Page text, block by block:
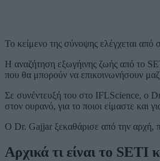
Το κείμενο της σύνοψης ελέγχεται από
Η αναζήτηση εξωγήινης ζωής από το
που θα μπορούν να επικοινωνήσουν
Σε συνέντευξή του στο IFLScience, ο
στον ουρανό, για το ποιοι είμαστε και
Ο Dr. Gajjar ξεκαθάρισε από την αρχή,
Αρχικά τι είναι το SETI